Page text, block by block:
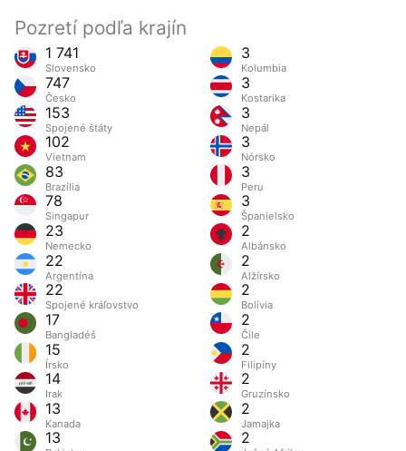
Pozretí podľa krajín
1 741
Slovensko
747
Česko
153
Spojené štáty
102
Vietnam
83
Brazília
78
Singapur
23
Nemecko
22
Argentína
22
Spojené kráľovstvo
17
Bangladéš
15
Írsko
14
Irak
13
Kanada
13
3
Kolumbia
3
Kostarika
3
Nepál
3
Nórsko
3
Peru
3
Španielsko
2
Albánsko
2
Alžírsko
2
Bolívia
2
Čile
2
Filipíny
2
Gruzínsko
2
Jamajka
2